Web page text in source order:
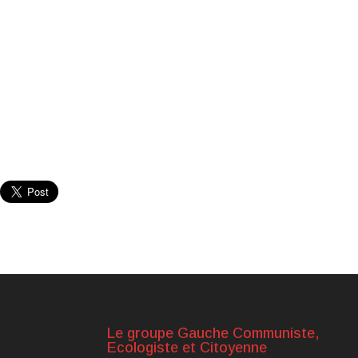
Le groupe Gauche Communiste,
Ecologiste et Citoyenne